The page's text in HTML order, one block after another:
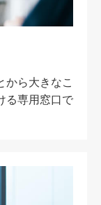
から大きなこ
る専用窓口で